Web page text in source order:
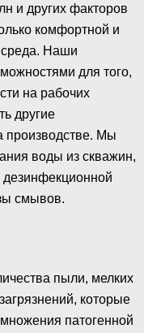
и других факторов
комфортной и
среда. Наши
для того,
на рабочих
другие
производстве. Мы
воды из скважин,
дезинфекционной
смывов.
пыли, мелких
которые
патогенной